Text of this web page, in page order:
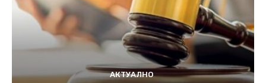
АКТУАЛНО